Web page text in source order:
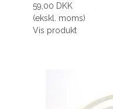
59,00 DKK
(ekskl. moms)
Vis produkt